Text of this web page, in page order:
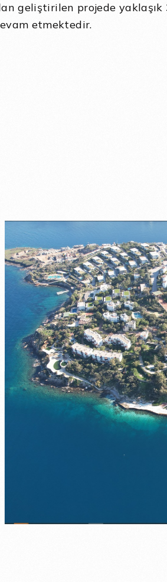
geliştirilen projede
etmektedir.